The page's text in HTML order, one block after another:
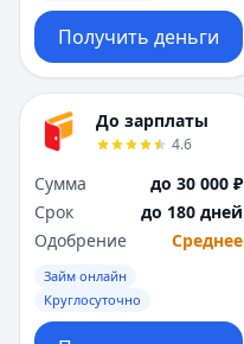
Получить деньги
До зарплаты
4.6
Сумма
до 30 000 ₽
Срок
до 180 дней
Одобрение
Среднее
Займ онлайн
Круглосуточно